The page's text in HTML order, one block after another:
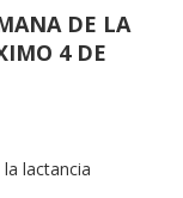
DE LA
4 DE
lactancia